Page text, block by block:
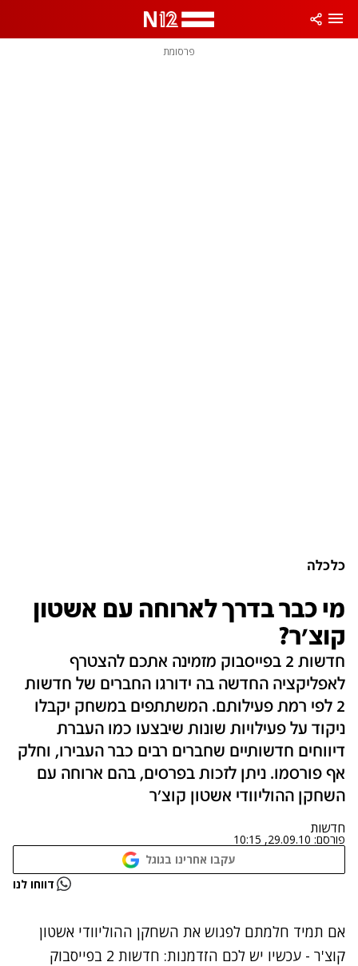
פרסומת
כלכלה
מי כבר בדרך לארוחה עם אשטון
קוצ'ר?
חדשות 2 בפייסבוק מזמינה אתכם להצטרף
לאפליקציה החדשה בה ידורגו החברים של חדשות
2 לפי רמת פעילותם. המשתתפים במשחק יקבלו
ניקוד על פעילויות שונות שיבצעו כמו העברת
דיווחים חדשותיים שחברים רבים כבר העבירו, וחלק
אף פורסמו. ניתן לזכות בפרסים, בהם ארוחה עם
השחקן ההוליוודי אשטון קוצ'ר
חדשות
פורסם: 29.09.10, 10:15
עקבו אחרינו בגוגל
נתקלנו בבעיה דווחו לנו
אם תמיד חלמתם לפגוש את השחקן ההוליוודי אשטון
קוצ'ר - עכשיו יש לכם הזדמנות: חדשות 2 בפייסבוק